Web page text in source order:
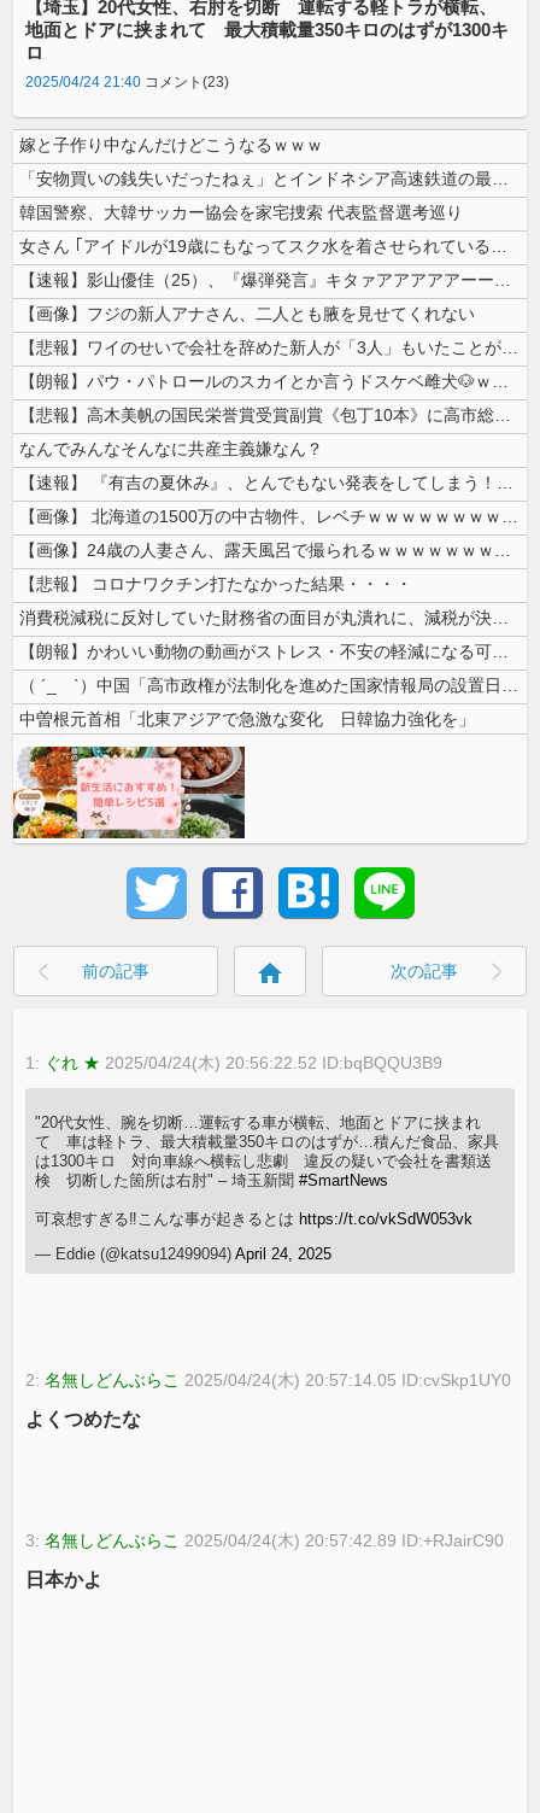
【埼玉】20代女性、右肘を切断 運転する軽トラが横転、
地面とドアに挟まれて 最大積載量350キロのはずが1300キ
ロ
2025/04/24 21:40 コメント(23)
嫁と子作り中なんだけどこうなるｗｗｗ
「安物買いの銭失いだったねぇ」とインドネシア高速鉄道の最終処分に日本側...
韓国警察、大韓サッカー協会を家宅捜索 代表監督選考巡り
女さん ｢アイドルが19歳にもなってスク水を着させられている！｣⇒結果...
【速報】影山優佳（25）、『爆弾発言』キタァアアアアアーーーーー！！
【画像】フジの新人アナさん、二人とも腋を見せてくれない
【悲報】ワイのせいで会社を辞めた新人が「3人」もいたことが発覚ｗｗｗｗ...
【朗報】パウ・パトロールのスカイとか言うドスケベ雌犬🐶ｗｗｗｗｗｗｗ...
【悲報】高木美帆の国民栄誉賞受賞副賞《包丁10本》に高市総理の名前も刻...
なんでみんなそんなに共産主義嫌なん？
【速報】 『有吉の夏休み』、とんでもない発表をしてしまう！！！！！
【画像】 北海道の1500万の中古物件、レベチｗｗｗｗｗｗｗｗｗｗｗｗ...
【画像】24歳の人妻さん、露天風呂で撮られるｗｗｗｗｗｗｗｗｗｗｗｗ...
【悲報】 コロナワクチン打たなかった結果・・・・
消費税減税に反対していた財務省の面目が丸潰れに、減税が決まった途端に市...
【朗報】かわいい動物の動画がストレス・不安の軽減になる可能性。英大学の...
（ ´_ゝ`）中国「高市政権が法制化を進めた国家情報局の設置日が7月3...
中曽根元首相「北東アジアで急激な変化 日韓協力強化を」
前の記事 home 次の記事
1: ぐれ ★ 2025/04/24(木) 20:56:22.52 ID:bqBQQU3B9
"20代女性、腕を切断…運転する車が横転、地面とドアに挟まれ
て 車は軽トラ、最大積載量350キロのはずが…積んだ食品、家具
は1300キロ 対向車線へ横転し悲劇 違反の疑いで会社を書類送
検 切断した箇所は右肘" – 埼玉新聞#SmartNews
可哀想すぎる‼️こんな事が起きるとは https://t.co/vkSdW053vk
— Eddie (@katsu12499094)April 24, 2025
2:名無しどんぶらこ 2025/04/24(木) 20:57:14.05 ID:cvSkp1UY0
よくつめたな
3:名無しどんぶらこ 2025/04/24(木) 20:57:42.89 ID:+RJairC90
日本かよ